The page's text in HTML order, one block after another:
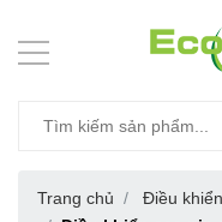
Trang chủ
Điều